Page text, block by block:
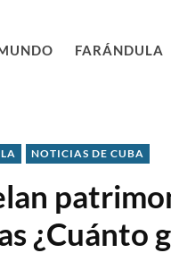
FARÁNDULA
NOTICIAS DE CUBA
¿Cuánto